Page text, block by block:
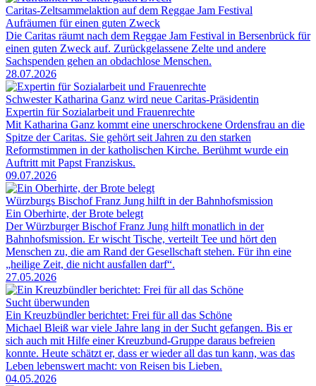
Caritas-Zeltsammelaktion auf dem Reggae Jam Festival
Aufräumen für einen guten Zweck
Die Caritas räumt nach dem Reggae Jam Festival in Bersenbrück für
einen guten Zweck auf. Zurückgelassene Zelte und andere
Sachspenden gehen an obdachlose Menschen.
28.07.2026
Schwester Katharina Ganz wird neue Caritas-Präsidentin
Expertin für Sozialarbeit und Frauenrechte
Mit Katharina Ganz kommt eine unerschrockene Ordensfrau an die
Spitze der Caritas. Sie gehört seit Jahren zu den starken
Reformstimmen in der katholischen Kirche. Berühmt wurde ein
Auftritt mit Papst Franziskus.
09.07.2026
Würzburgs Bischof Franz Jung hilft in der Bahnhofsmission
Ein Oberhirte, der Brote belegt
Der Würzburger Bischof Franz Jung hilft monatlich in der
Bahnhofsmission. Er wischt Tische, verteilt Tee und hört den
Menschen zu, die am Rand der Gesellschaft stehen. Für ihn eine
„heilige Zeit, die nicht ausfallen darf“.
27.05.2026
Sucht überwunden
Ein Kreuzbündler berichtet: Frei für all das Schöne
Michael Bleiß war viele Jahre lang in der Sucht gefangen. Bis er
sich auch mit Hilfe einer Kreuzbund-Gruppe daraus befreien
konnte. Heute schätzt er, dass er wieder all das tun kann, was das
Leben lebenswert macht: von Reisen bis Lieben.
04.05.2026